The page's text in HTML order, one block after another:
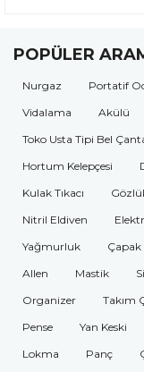
POPÜLER
Nurgaz Portatif
Vidalama
Akülü
Toko Usta Tipi Bel
Hortum Kelepçesi
Kulak Tıkacı
Nitril Eldiven
Yağmurluk
Allen
Mastik
Organizer
Takım
Pense
Yan Keski
Lokma
Panç